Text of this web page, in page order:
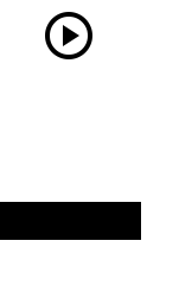
play_circle